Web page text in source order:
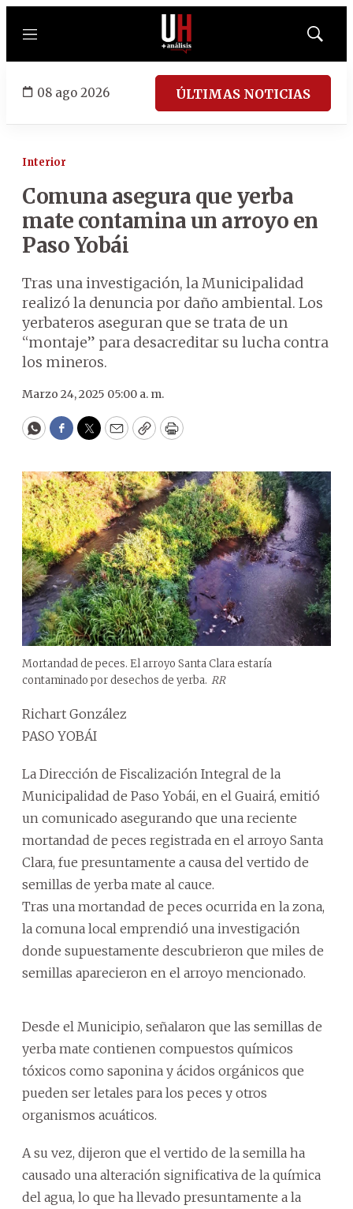
Menú
Mostrar
08 ago 2026 ÚLTIMAS NOTICIAS
Interior
Comuna asegura que yerba
mate contamina un arroyo en
Paso Yobái
Tras una investigación, la Municipalidad
realizó la denuncia por daño ambiental. Los
yerbateros aseguran que se trata de un
“montaje” para desacreditar su lucha contra
los mineros.
Marzo 24, 2025 05:00 a. m.
WhatsApp
Facebook
Twitter
EmailCopyPrint
Mortandad de peces. El arroyo Santa Clara estaría
contaminado por desechos de yerba. RR
Richart González
PASO YOBÁI
La Dirección de Fiscalización Integral de la
Municipalidad de Paso Yobái, en el Guairá, emitió
un comunicado asegurando que una reciente
mortandad de peces registrada en el arroyo Santa
Clara, fue presuntamente a causa del vertido de
semillas de yerba mate al cauce.
Tras una mortandad de peces ocurrida en la zona,
la comuna local emprendió una investigación
donde supuestamente descubrieron que miles de
semillas aparecieron en el arroyo mencionado.
Desde el Municipio, señalaron que las semillas de
yerba mate contienen compuestos químicos
tóxicos como saponina y ácidos orgánicos que
pueden ser letales para los peces y otros
organismos acuáticos.
A su vez, dijeron que el vertido de la semilla ha
causado una alteración significativa de la química
del agua, lo que ha llevado presuntamente a la